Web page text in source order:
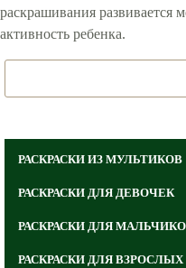
РАСКРАСКИ ИЗ МУЛЬТИКОВ
РАСКРАСКИ ДЛЯ ДЕВОЧЕК
РАСКРАСКИ ДЛЯ
РАСКРАСКИ ДЛЯ ВЗРОСЛЫХ
раскрашивания развивается
активность ребенка.